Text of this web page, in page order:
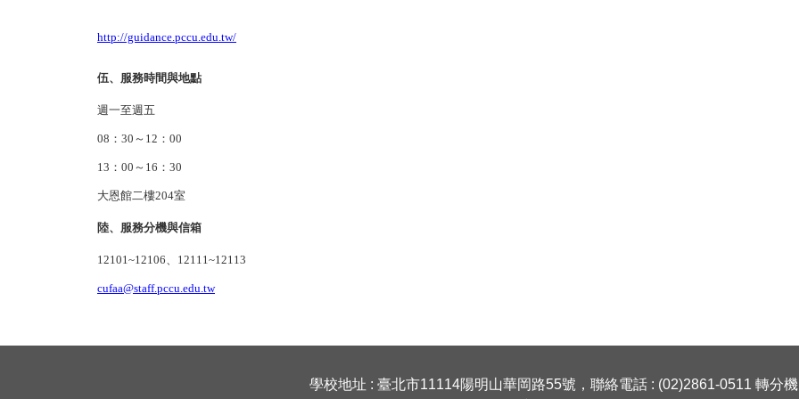
http://guidance.pccu.edu.tw/
伍、服務時間與地點
週一至週五
08：30～12：00
13：00～16：30
大恩館二樓204室
陸、服務分機與信箱
12101~12106、12111~12113
cufaa@staff.pccu.edu.tw
學校地址 : 臺北市11114陽明山華岡路55號，聯絡電話 : (02)2861-0511 轉分